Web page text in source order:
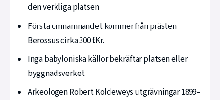
den verkliga platsen
Första omnämnandet kommer från prästen
Berossus cirka 300 f.Kr.
Inga babyloniska källor bekräftar platsen eller
byggnadsverket
Arkeologen Robert Koldeweys utgrävningar 1899–